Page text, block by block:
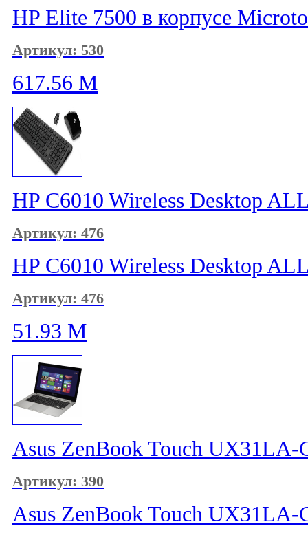
HP Elite 7500 в корпусе
Артикул: 530
617.56 M
HP C6010 Wireless Desktop
Артикул: 476
HP C6010 Wireless Desktop
Артикул: 476
51.93 M
Asus ZenBook Touch UX31LA-
Артикул: 390
Asus ZenBook Touch